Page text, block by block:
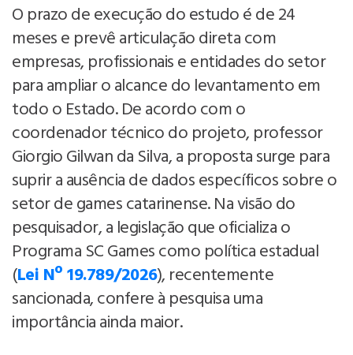
O prazo de execução do estudo é de 24
meses e prevê articulação direta com
empresas, profissionais e entidades do setor
para ampliar o alcance do levantamento em
todo o Estado. De acordo com o
coordenador técnico do projeto, professor
Giorgio Gilwan da Silva, a proposta surge para
suprir a ausência de dados específicos sobre o
setor de games catarinense. Na visão do
pesquisador, a legislação que oficializa o
Programa SC Games como política estadual
(Lei Nº 19.789/2026), recentemente
sancionada, confere à pesquisa uma
importância ainda maior.